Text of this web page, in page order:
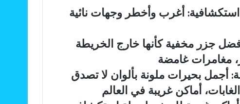
أغرب وأخطر وجهات نائية
جزر مخفية كأنها خارج الخريطة
مغامرات غامضة
أجمل بحيرات ملونة بألوان لا تصدق
أماكن غريبة في العالم